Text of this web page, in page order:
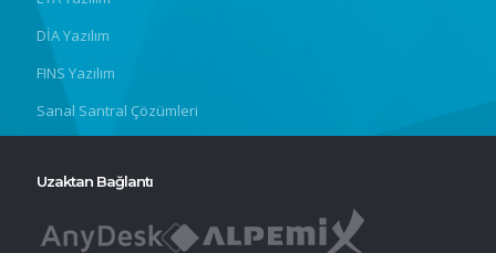
DİA Yazılım
FINS Yazılım
Sanal Santral Çözümleri
Uzaktan Bağlantı